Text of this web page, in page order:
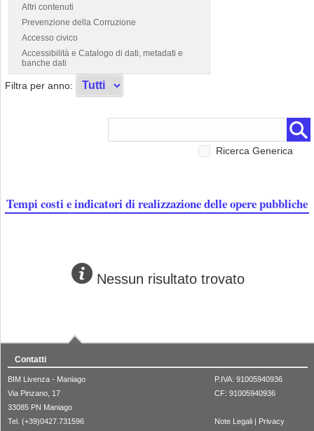
Altri contenuti
Prevenzione della Corruzione
Accesso civico
Accessibilità e Catalogo di dati, metadati e
banche dati
Filtra per anno:
Ricerca Generica
Tempi costi e indicatori di realizzazione delle opere pubbliche
Nessun risultato trovato
Contatti
BIM Livenza - Maniago
Via Pinzano, 17
33085 PN Maniago
Tel. (+39)0427.731596
P.IVA: 91005940936
CF: 91005940936
Note Legali | Privacy